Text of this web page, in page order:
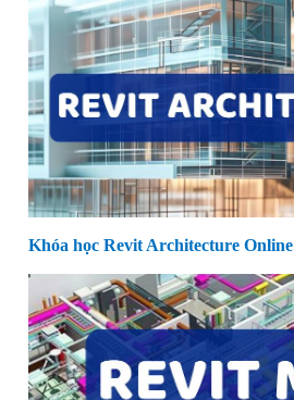
Khóa học Revit Architecture Online